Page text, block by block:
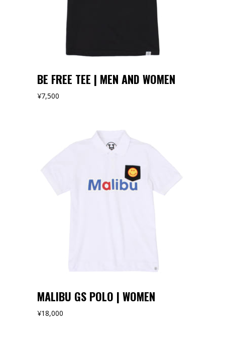
BE FREE TEE | MEN AND WOMEN
¥7,500
MALIBU GS POLO | WOMEN
¥18,000